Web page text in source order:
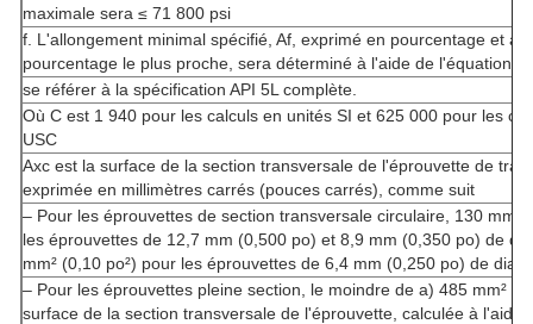
maximale sera ≤ 71 800 psi
f. L'allongement minimal spécifié, Af, exprimé en pourcentage et
pourcentage le plus proche, sera déterminé à l'aide de l'équation
se référer à la spécification API 5L complète.
Où C est 1 940 pour les calculs en unités SI et 625 000 pour les
USC
Axc est la surface de la section transversale de l'éprouvette de
exprimée en millimètres carrés (pouces carrés), comme suit
– Pour les éprouvettes de section transversale circulaire, 130 mm²
les éprouvettes de 12,7 mm (0,500 po) et 8,9 mm (0,350 po) de
mm² (0,10 po²) pour les éprouvettes de 6,4 mm (0,250 po) de
– Pour les éprouvettes pleine section, le moindre de a) 485 mm²
surface de la section transversale de l'éprouvette, calculée à l'aide